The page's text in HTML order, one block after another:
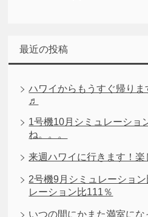
最近の投稿
ハワイからもうすぐ帰り
♬
1号機10月シミュレーショ
ね。。。
来週ハワイに行きます！楽
2号機9月シミュレーショ
レーション比111％
いつの間にかまた満室に